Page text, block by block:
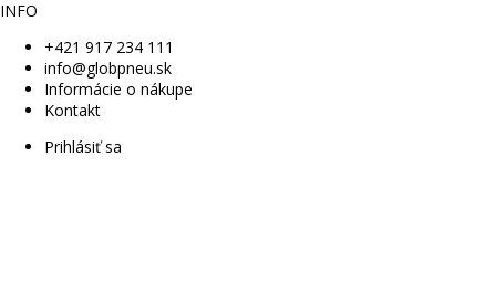
INFO
+421 917 234 111
info@globpneu.sk
Informácie o nákupe
Kontakt
Prihlásiť sa